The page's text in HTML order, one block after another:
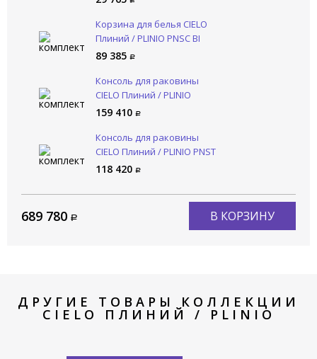
Корзина для белья CIELO
Плиний / PLINIO PNSC BI
89 385
Консоль для раковины
CIELO Плиний / PLINIO
PNSTE RO
159 410
Консоль для раковины
CIELO Плиний / PLINIO PNST
CM
118 420
689 780 В КОРЗИНУ
ДРУГИЕ ТОВАРЫ КОЛЛЕКЦИИ
CIELO ПЛИНИЙ / PLINIO